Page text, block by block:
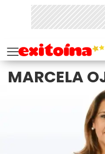
MARCELA